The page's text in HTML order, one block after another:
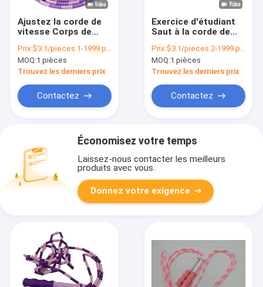
Ajustez la corde de
vitesse Corps de
Equipement de
remise en forme
Affichage Corde de
Prix:$3.1/pieces 1-1999 pieces
MOQ:1 pièces
Trouvez les derniers prix
Contactez
Exercice d'étudiant
Saut à la corde de
corde de couleur
verte 2700mm
Prix:$3.1/pieces 2-1999 pieces
MOQ:1 pièces
Trouvez les derniers prix
Contactez
Économisez votre temps
Laissez-nous contacter les meilleurs
produits avec vous.
Donnez votre exigence